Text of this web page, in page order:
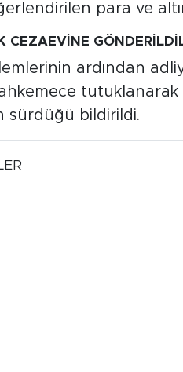
para ve
CEZAEVİNE
ardından
sürdüğü bildirildi.